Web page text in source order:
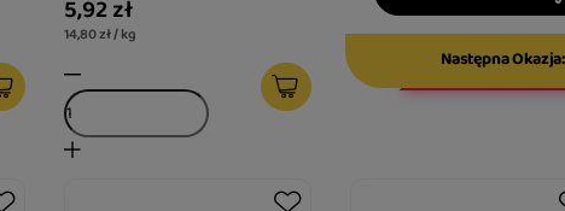
g
5,92 zł
14,80 zł / kg
Następna Okazja: